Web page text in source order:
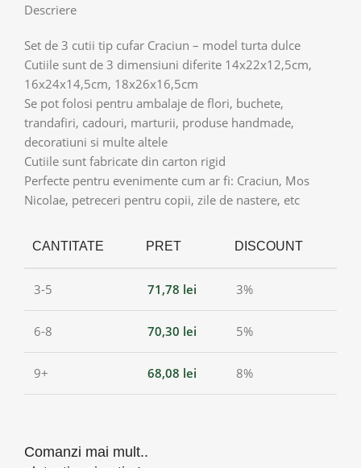
Descriere
Set de 3 cutii tip cufar Craciun – model turta dulce
Cutiile sunt de 3 dimensiuni diferite 14x22x12,5cm,
16x24x14,5cm, 18x26x16,5cm
Se pot folosi pentru ambalaje de flori, buchete,
trandafiri, cadouri, marturii, produse handmade,
decoratiuni si multe altele
Cutiile sunt fabricate din carton rigid
Perfecte pentru evenimente cum ar fi: Craciun, Mos
Nicolae, petreceri pentru copii, zile de nastere, etc
CANTITATE PRET DISCOUNT
3-5 71,78 lei 3%
6-8 70,30 lei 5%
9+ 68,08 lei 8%
Comanzi mai mult..